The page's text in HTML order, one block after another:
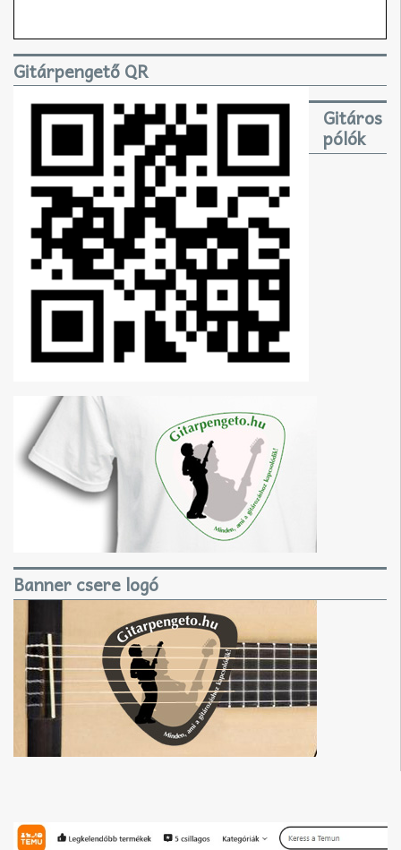
Gitárpengető QR
Gitáros
pólók
Banner csere logó